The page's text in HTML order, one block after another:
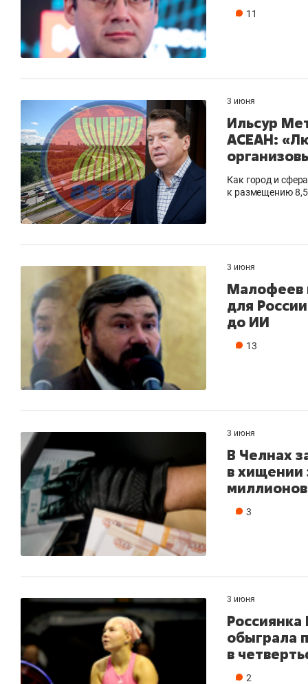
11
3 июня
Ильсур
АСЕАН:
Как город и
к размещению 8,5
3 июня
Малофеев
для
до ИИ
13
3 июня
В Челнах
в хищении
миллионов
3
3 июня
обыграла
в
2